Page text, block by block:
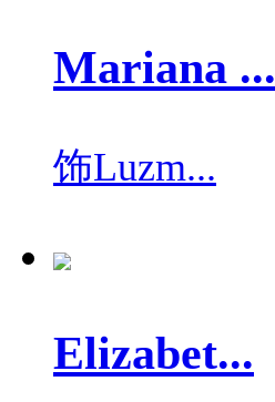
Mariana ...
饰Luzm...
Elizabet...